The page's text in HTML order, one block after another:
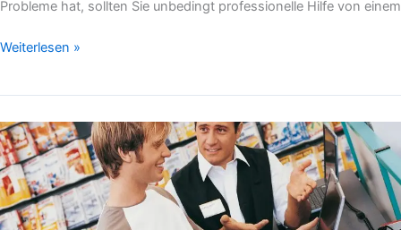
Probleme hat, sollten Sie unbedingt professionelle Hilfe von einem
Weiterlesen »
Reparatur
Computer
Geschäfte:
6
Tipps